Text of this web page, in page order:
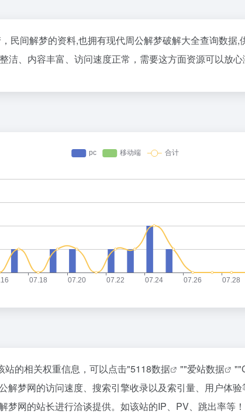
民间解梦的资料,也拥有现代周公解梦破解大全查询数据,
洁、内容丰富、访问速度正常，需要这方面资源可以放心
的相关权重信息，可以点击"5118数据 ""爱站数据 ""
梦网的访问速度、搜索引擎收录以及索引量、用户体
网的站长进行洽谈提供。如该站的IP、PV、跳出率等！